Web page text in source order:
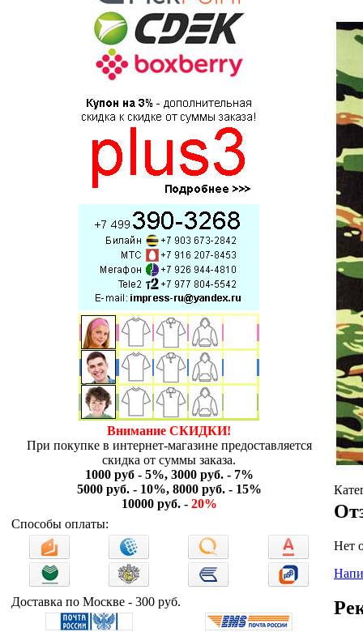
Внимание СКИДКИ!
При покупке в интернет-магазине предоставляется
скидка от суммы заказа.
1000 руб - 5%, 3000 руб. - 7%
5000 руб. - 10%, 8000 руб. - 15%
10000 руб. - 20%
Способы оплаты:
Доставка по Москве - 300 руб.
Нет